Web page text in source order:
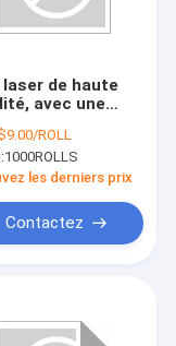
laser de haute
avec une
à la
élevée
ROLL
1000ROLLS
les derniers prix
Contactez